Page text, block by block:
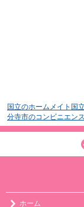
国立のホームメイト国
分寺市のコンビニエン
ホーム